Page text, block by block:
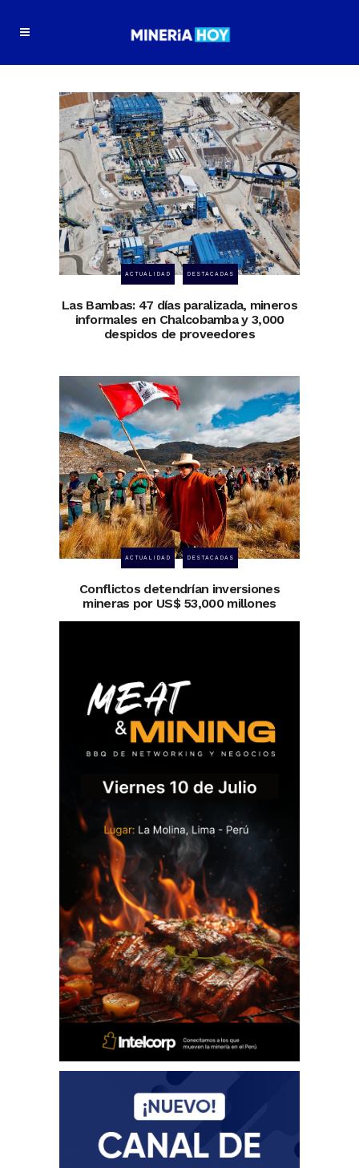
ACTUALIDAD DESTACADAS
Las Bambas: 47 días paralizada, mineros
informales en Chalcobamba y 3,000
despidos de proveedores
ACTUALIDAD DESTACADAS
Conflictos detendrían inversiones
mineras por US$ 53,000 millones